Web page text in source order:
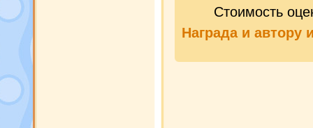
Стоимость
Награда и автору